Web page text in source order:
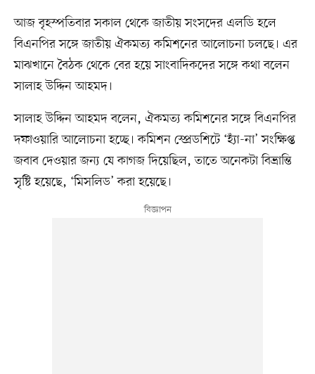
আজ বৃহস্পতিবার সকাল থেকে জাতীয় সংসদের এলডি হলে
বিএনপির সঙ্গে জাতীয় ঐকমত্য কমিশনের আলোচনা চলছে। এর
মাঝখানে বৈঠক থেকে বের হয়ে সাংবাদিকদের সঙ্গে কথা বলেন
সালাহ উদ্দিন আহমদ।
সালাহ উদ্দিন আহমদ বলেন, ঐকমত্য কমিশনের সঙ্গে বিএনপির
দফাওয়ারি আলোচনা হচ্ছে। কমিশন স্প্রেডশিটে ‘হ্যাঁ-না’ সংক্ষিপ্ত
জবাব দেওয়ার জন্য যে কাগজ দিয়েছিল, তাতে অনেকটা বিভ্রান্তি
সৃষ্টি হয়েছে, ‘মিসলিড’ করা হয়েছে।